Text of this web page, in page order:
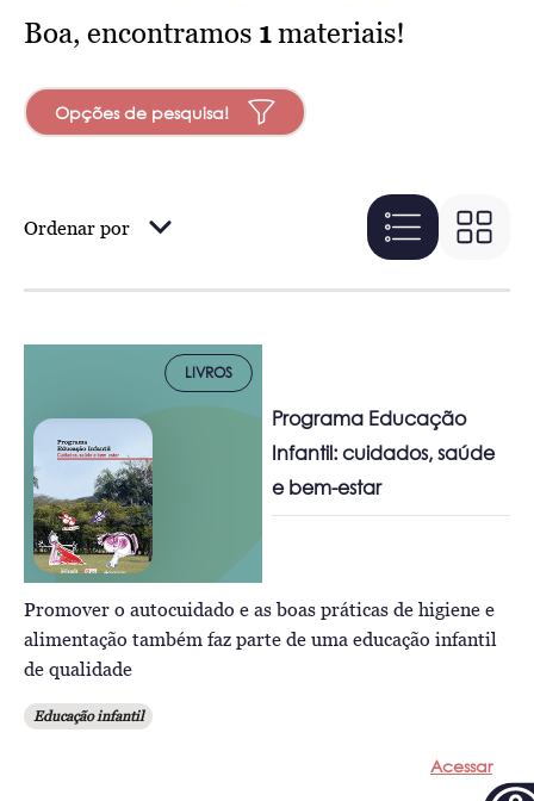
Boa, encontramos 1materiais!
Opções de pesquisa!
Ordenar por
LIVROS
Programa Educação
Infantil: cuidados, saúde
e bem-estar
Promover o autocuidado e as boas práticas de higiene e
alimentação também faz parte de uma educação infantil
de qualidade
Educação infantil
Acessar